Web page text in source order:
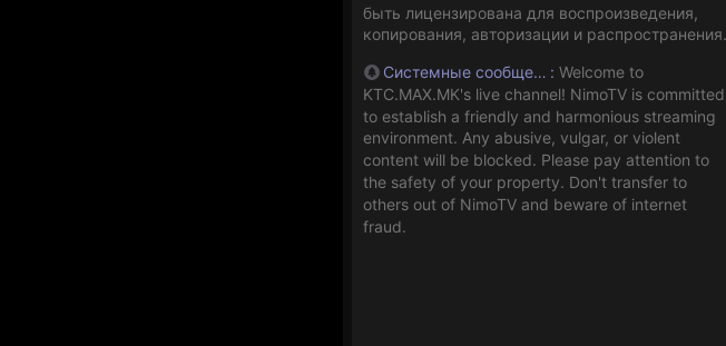
быть лицензирована для воспроизведения,
копирования, авторизации и распространения.
: Welcome to
KTC.MAX.MK's live channel! NimoTV is committed
to establish a friendly and harmonious streaming
environment. Any abusive, vulgar, or violent
content will be blocked. Please pay attention to
the safety of your property. Don't transfer to
others out of NimoTV and beware of internet
fraud.